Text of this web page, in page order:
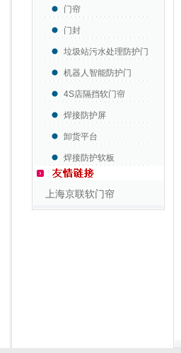
门帘
门封
垃圾站污水处理防护门
机器人智能防护门
4S店隔挡软门帘
焊接防护屏
卸货平台
焊接防护软板
上海京联软门帘